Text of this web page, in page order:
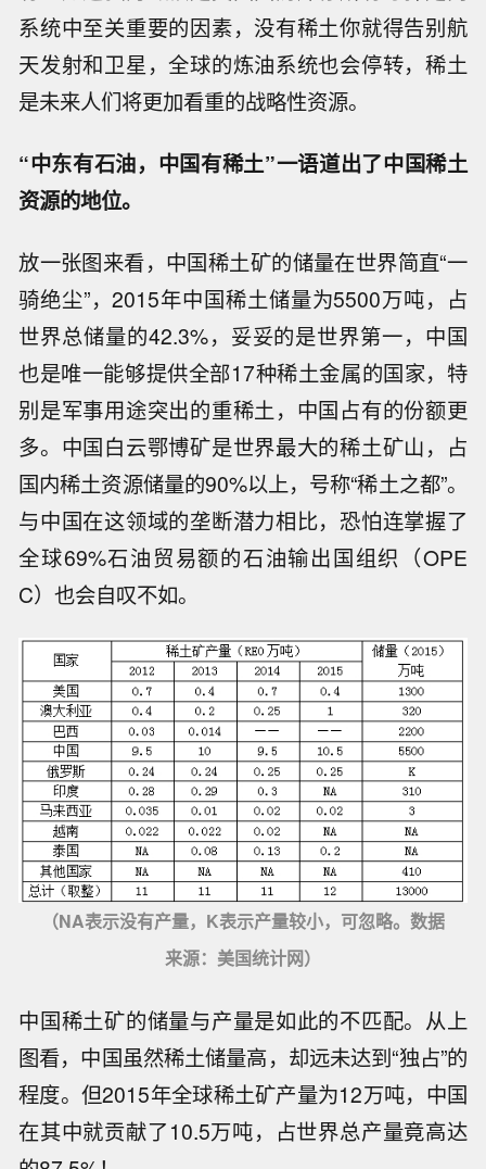
系统中至关重要的因素，没有稀土你就得告别航
天发射和卫星，全球的炼油系统也会停转，稀土
是未来人们将更加看重的战略性资源。
“中东有石油，中国有稀土”一语道出了中国稀土
资源的地位。
放一张图来看，中国稀土矿的储量在世界简直“一
骑绝尘”，2015年中国稀土储量为5500万吨，占
世界总储量的42.3%，妥妥的是世界第一，中国
也是唯一能够提供全部17种稀土金属的国家，特
别是军事用途突出的重稀土，中国占有的份额更
多。中国白云鄂博矿是世界最大的稀土矿山，占
国内稀土资源储量的90%以上，号称“稀土之都”。
与中国在这领域的垄断潜力相比，恐怕连掌握了
全球69%石油贸易额的石油输出国组织（OPE
C）也会自叹不如。
（NA表示没有产量，K表示产量较小，可忽略。数据
来源：美国统计网）
中国稀土矿的储量与产量是如此的不匹配。从上
图看，中国虽然稀土储量高，却远未达到“独占”的
程度。但2015年全球稀土矿产量为12万吨，中国
在其中就贡献了10.5万吨，占世界总产量竟高达